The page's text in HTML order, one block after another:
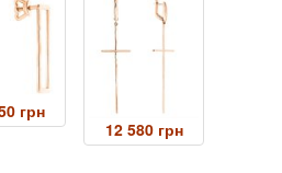
грн
12 580 грн